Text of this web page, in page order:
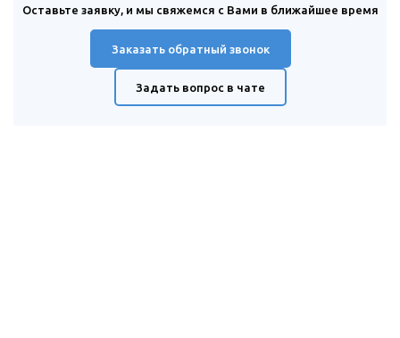
Оставьте заявку, и мы свяжемся с Вами в ближайшее время
Заказать обратный звонок
Задать вопрос в чате